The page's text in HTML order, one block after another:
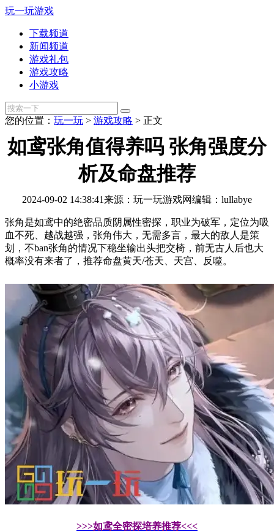
玩一玩游戏
下载频道
新闻频道
游戏礼包
游戏攻略
小游戏
您的位置： 玩一玩 > 游戏攻略 > 正文
如鸢张角值得养吗 张角强度分
析及命盘推荐
2024-09-02 14:38:41来源：玩一玩游戏网编辑：lullabye
张角是如鸢中的绝密品质阴属性密探，职业为破军，定位为吸
血不死、越战越强，张角伟大，无需多言，最大的敌人是策
划，不ban张角的情况下稳坐输出头把交椅，前无古人后也大
概率没有来者了，推荐命盘黄天/苍天、天宫、反噬。
>>>如鸢全密探培养推荐<<<